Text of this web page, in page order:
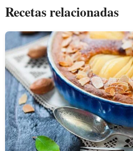
Recetas relacionadas